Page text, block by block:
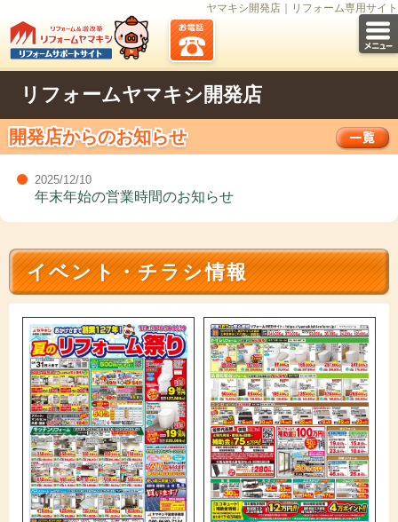
ヤマキシ開発店｜リフォーム専用サイト
リフォームヤマキシ開発店
開発店からのお知らせ
2025/12/10
年末年始の営業時間のお知らせ
イベント・チラシ情報